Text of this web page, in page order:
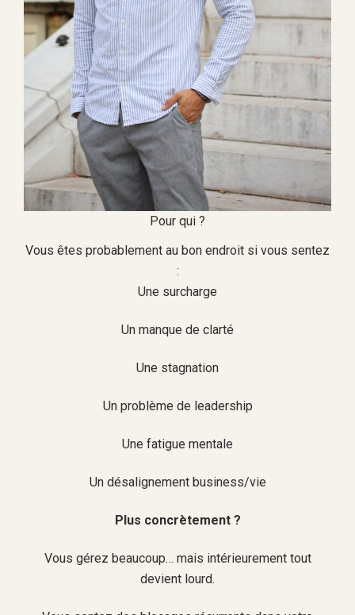
Pour qui ?
Vous êtes probablement au bon endroit si vous sentez
:
Une surcharge
Un manque de clarté
Une stagnation
Un problème de leadership
Une fatigue mentale
Un désalignement business/vie
Plus concrètement ?
Vous gérez beaucoup… mais intérieurement tout
devient lourd.